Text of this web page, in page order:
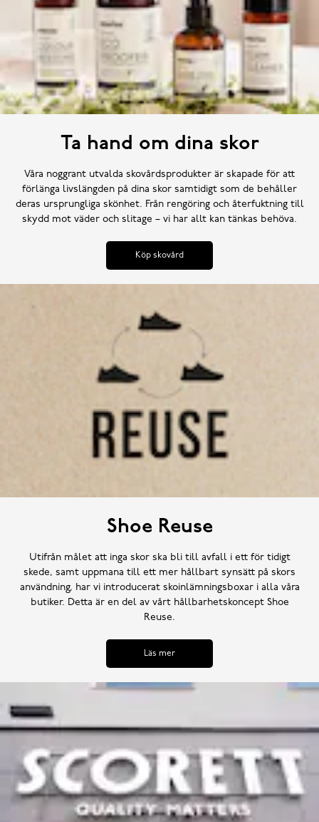
Ta hand om dina skor
Våra noggrant utvalda skovårdsprodukter är skapade för att
förlänga livslängden på dina skor samtidigt som de behåller
deras ursprungliga skönhet. Från rengöring och återfuktning till
skydd mot väder och slitage – vi har allt kan tänkas behöva.
Köp skovård
Shoe Reuse
Utifrån målet att inga skor ska bli till avfall i ett för tidigt
skede, samt uppmana till ett mer hållbart synsätt på skors
användning, har vi introducerat skoinlämningsboxar i alla våra
butiker. Detta är en del av vårt hållbarhetskoncept Shoe
Reuse.
Läs mer